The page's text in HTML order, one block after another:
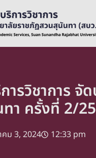
ารวิชาการ จั
า ครั้งที่ 2/
คม 3, 2024 12:33 pm